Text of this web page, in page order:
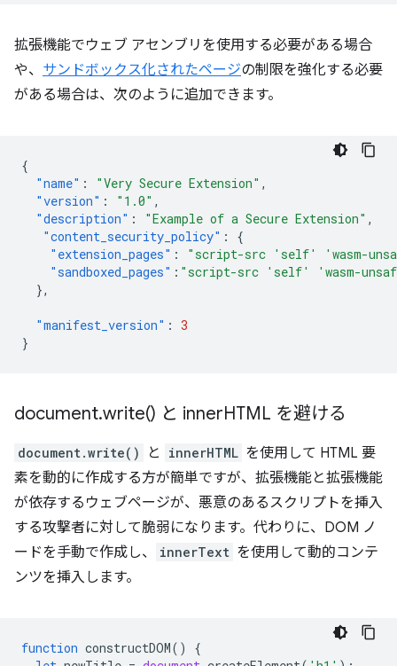
拡張機能でウェブ アセンブリを使用する必要がある場合
や、 サンドボックス化されたページの制限を強化する必要
がある場合は、次のように追加できます。
{
"name" : "Very Secure Extension" ,
"version" : "1.0" ,
"description" : "Example of a Secure Extension" ,
"content_security_policy" :
{
"extension_pages" :
"script-src 'self' 'wasm-
"sandboxed_pages" : "script-src 'self' 'wasm-
},
"manifest_version" : 3
}
document.write() と innerHTML を避ける
document.write() と innerHTML を使用して HTML 要
素を動的に作成する方が簡単ですが、拡張機能と拡張機能
が依存するウェブページが、悪意のあるスクリプトを挿入
する攻撃者に対して脆弱になります。代わりに、DOM ノ
ードを手動で作成し、
innerText を使用して動的コンテ
ンツを挿入します。
function constructDOM()
{